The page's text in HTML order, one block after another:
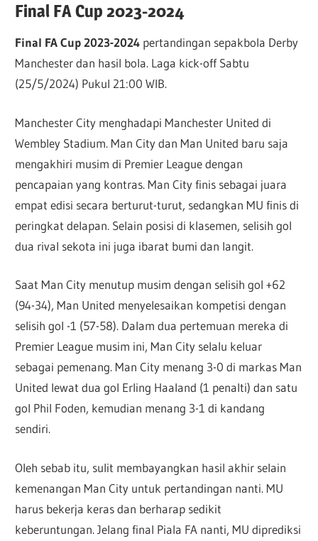
Final FA Cup 2023-2024
Final FA Cup 2023-2024 pertandingan sepakbola Derby
Manchester dan hasil bola. Laga kick-off Sabtu
(25/5/2024) Pukul 21:00 WIB.
Manchester City menghadapi Manchester United di
Wembley Stadium. Man City dan Man United baru saja
mengakhiri musim di Premier League dengan
pencapaian yang kontras. Man City finis sebagai juara
empat edisi secara berturut-turut, sedangkan MU finis di
peringkat delapan. Selain posisi di klasemen, selisih gol
dua rival sekota ini juga ibarat bumi dan langit.
Saat Man City menutup musim dengan selisih gol +62
(94-34), Man United menyelesaikan kompetisi dengan
selisih gol -1 (57-58). Dalam dua pertemuan mereka di
Premier League musim ini, Man City selalu keluar
sebagai pemenang. Man City menang 3-0 di markas Man
United lewat dua gol Erling Haaland (1 penalti) dan satu
gol Phil Foden, kemudian menang 3-1 di kandang
sendiri.
Oleh sebab itu, sulit membayangkan hasil akhir selain
kemenangan Man City untuk pertandingan nanti. MU
harus bekerja keras dan berharap sedikit
keberuntungan. Jelang final Piala FA nanti, MU diprediksi